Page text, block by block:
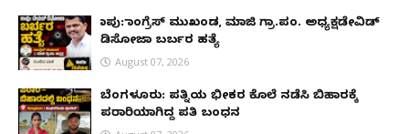
ಕಾಪು: ಕಾಂಗ್ರೆಸ್ ಮುಖಂಡ, ಮಾಜಿ ಗ್ರಾ.ಪಂ. ಅಧ್ಯಕ್ಷಡೇವಿಡ್
ಡಿಸೋಜಾ ಬರ್ಬರ ಹತ್ಯೆ
August 07, 2026
ಬೆಂಗಳೂರು: ಪತ್ನಿಯ ಭೀಕರ ಕೊಲೆ ನಡೆಸಿ ಬಿಹಾರಕ್ಕೆ
ಪರಾರಿಯಾಗಿದ್ದ ಪತಿ ಬಂಧನ